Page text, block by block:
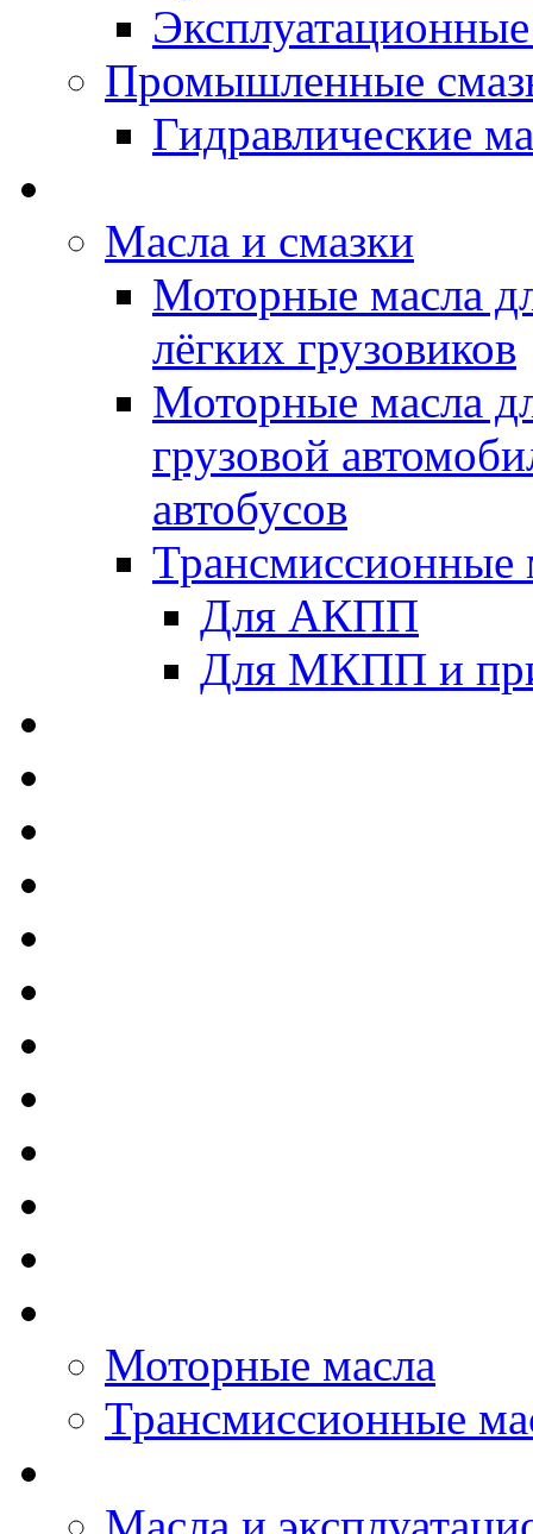
Промышленные
Гидравлические
Масла и смазки
Моторные масла
лёгких грузовиков
Моторные масла
грузовой
автобусов
Трансмиссионные
Для АКПП
Для МКПП и
Моторные масла
Трансмиссионные